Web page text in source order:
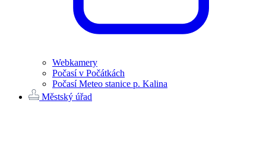
Webkamery
Počasí v Počátkách
Počasí Meteo stanice p. Kalina
Městský úřad